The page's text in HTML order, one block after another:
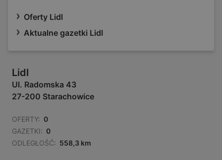
Oferty Lidl
Aktualne gazetki Lidl
Lidl
Ul. Radomska 43
27-200 Starachowice
OFERTY: 0
GAZETKI: 0
ODLEGŁOŚĆ: 558,3 km